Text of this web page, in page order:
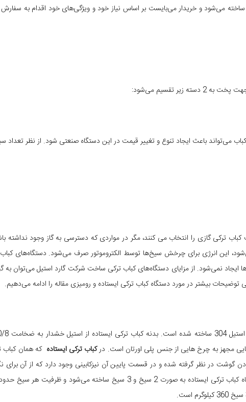
می‌شود و خریدار می‌بایست بر اساس نیاز خود و ویژگی‌های خود اقدام به سفارش
زیر تقسیم می‌شود:
می‌تواند باعث ایجاد تنوع و تغییر قیمت در این دستگاه صنعتی شود. از نظر تعداد
کباب ترکی گازی را انتخاب می کنند، مگر در مواردی که دسترسی به گاز وجود نداشته
این انرژی برای چرخش سیخ‌ها توسط الکتروموتور صرف می‌شود. دستگاه‌های
نمی‌شود. از مزایای دستگاه‌های کباب ترکی ساخت شرکت گارد استیل می‌توان به
توضیحات بیشتر در مورد دستگاه کباب ترکی ایستاده و رومیزی مقاله را ادامه می‌دهیم.
کباب ترکی ایستادهکه همان
گوشت در نظر گرفته شده و در قسمت پایین آن نیزکابینی وجود دارد که از آن برای